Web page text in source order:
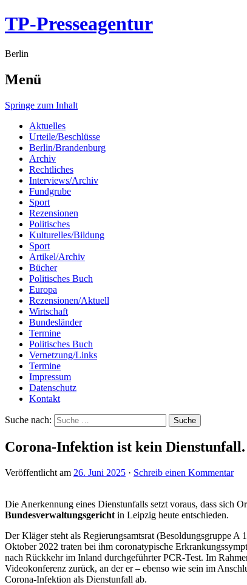
TP-Presseagentur
Berlin
Menü
Springe zum Inhalt
Aktuelles
Urteile/Beschlüsse
Berlin/Brandenburg
Archiv
Rechtliches
Interviews/Archiv
Fundgrube
Sport
Rezensionen
Politisches
Kulturelles/Bildung
Sport
Artikel/Archiv
Bücher
Politisches Buch
Europa
Rezensionen/Aktuell
Wirtschaft
Bundesländer
Termine
Politisches Buch
Vernetzung/Links
Termine
Impressum
Datenschutz
Kontakt
Suche nach:
Corona-Infektion ist kein Dienstunfall.
Veröffentlicht am 26. Juni 2025 · Schreib einen Kommentar
Die Anerkennung eines Dienstunfalls setzt voraus, dass sich
Bundesverwaltungsgericht in Leipzig heute entschieden.
Der Kläger steht als Regierungsamtsrat (Besoldungsgruppe
Oktober 2022 traten bei ihm coronatypische
nach Rückkehr im Inland durchgeführter PCR-Test. Im
Videokonferenz zurück, an der er – ebenso wie sein im
Corona-Infektion als Dienstunfall ab.